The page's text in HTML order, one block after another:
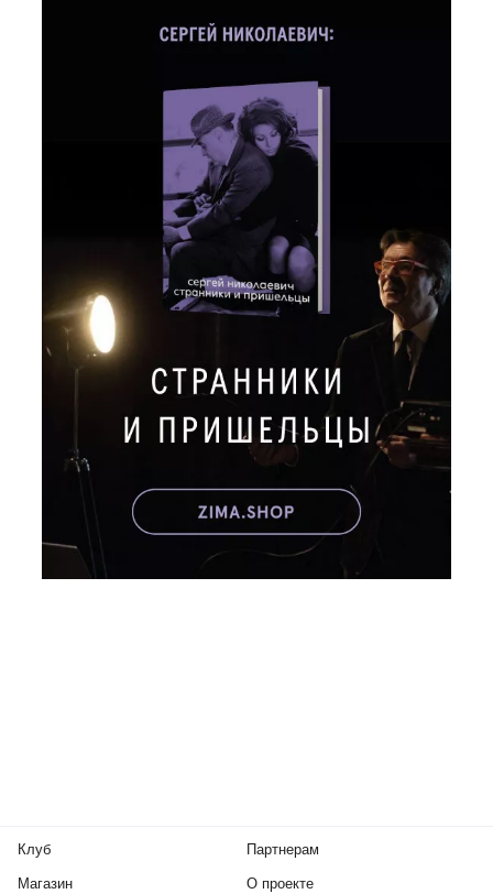
Клуб
Магазин
Партнерам
О проекте